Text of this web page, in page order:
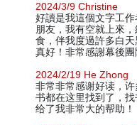
2024/3/9 Christine
好讀是我這個文字工
朋友，我有空就上來
食，伴我度過許多白天
真好！非常感謝幕後團
2024/2/19 He Zhong
非常非常感谢好读，
书都在这里找到了，
给了我非常大的帮助！